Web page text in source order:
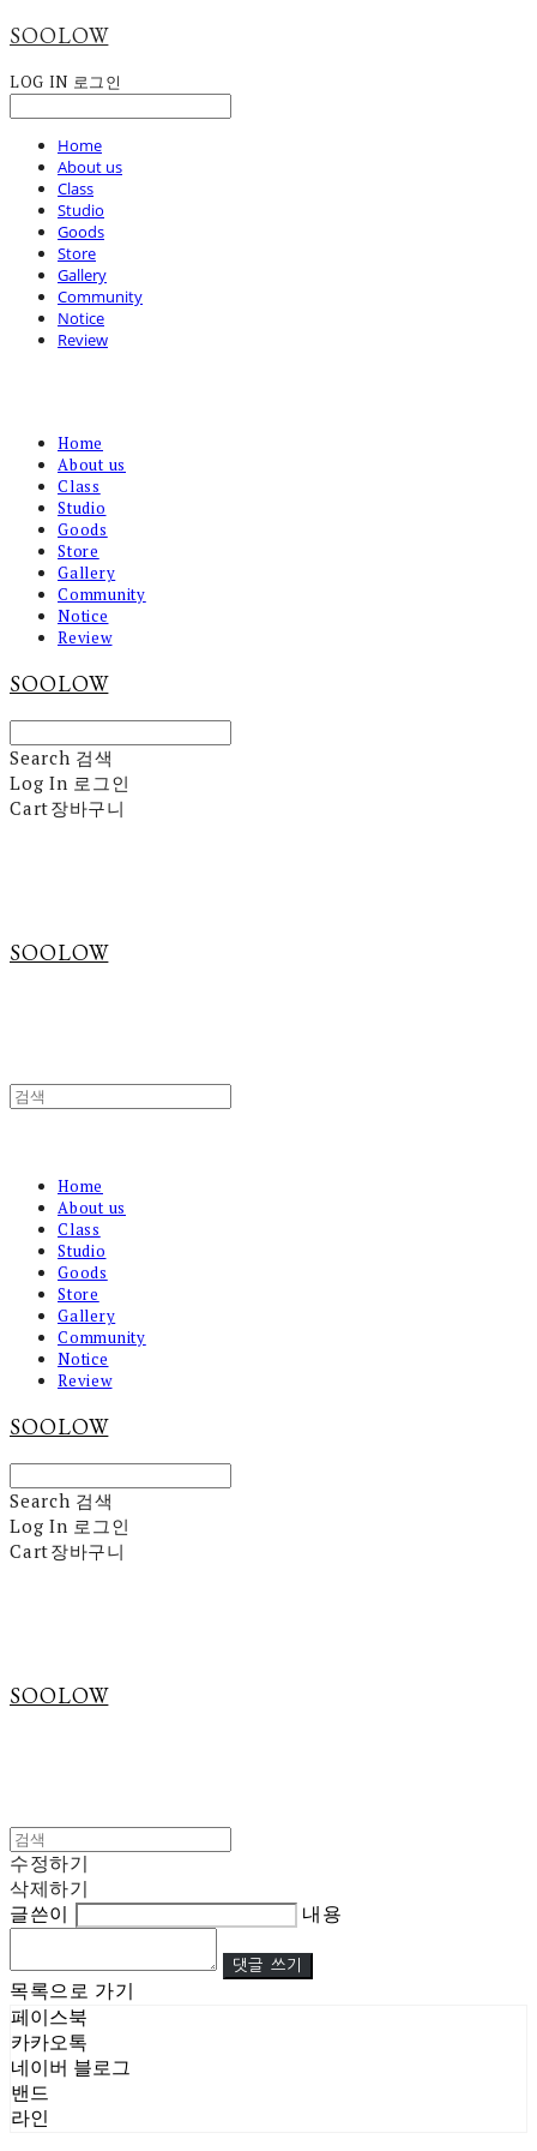
SOOLOW
LOG IN 로그인
Home
About us
Class
Studio
Goods
Store
Gallery
Community
Notice
Review
Home
About us
Class
Studio
Goods
Store
Gallery
Community
Notice
Review
SOOLOW
Search 검색
Log In 로그인
Cart장바구니
SOOLOW
Home
About us
Class
Studio
Goods
Store
Gallery
Community
Notice
Review
SOOLOW
Search 검색
Log In 로그인
Cart장바구니
SOOLOW
수정하기
삭제하기
글쓴이
내용
댓글 쓰기
목록으로 가기
페이스북
카카오톡
네이버 블로그
밴드
라인